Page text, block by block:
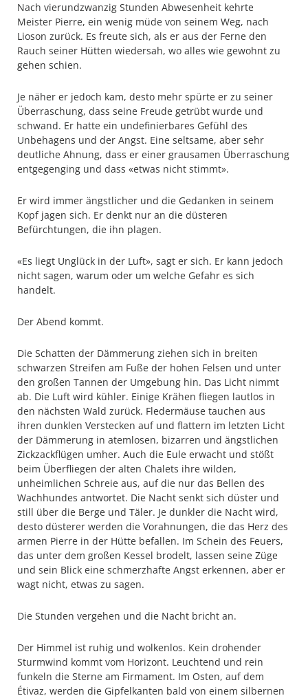
Nach vierundzwanzig Stunden Abwesenheit kehrte
Meister Pierre, ein wenig müde von seinem Weg, nach
Lioson zurück. Es freute sich, als er aus der Ferne den
Rauch seiner Hütten wiedersah, wo alles wie gewohnt zu
gehen schien.
Je näher er jedoch kam, desto mehr spürte er zu seiner
Überraschung, dass seine Freude getrübt wurde und
schwand. Er hatte ein undefinierbares Gefühl des
Unbehagens und der Angst. Eine seltsame, aber sehr
deutliche Ahnung, dass er einer grausamen Überraschung
entgegenging und dass «etwas nicht stimmt».
Er wird immer ängstlicher und die Gedanken in seinem
Kopf jagen sich. Er denkt nur an die düsteren
Befürchtungen, die ihn plagen.
«Es liegt Unglück in der Luft», sagt er sich. Er kann jedoch
nicht sagen, warum oder um welche Gefahr es sich
handelt.
Der Abend kommt.
Die Schatten der Dämmerung ziehen sich in breiten
schwarzen Streifen am Fuße der hohen Felsen und unter
den großen Tannen der Umgebung hin. Das Licht nimmt
ab. Die Luft wird kühler. Einige Krähen fliegen lautlos in
den nächsten Wald zurück. Fledermäuse tauchen aus
ihren dunklen Verstecken auf und flattern im letzten Licht
der Dämmerung in atemlosen, bizarren und ängstlichen
Zickzackflügen umher. Auch die Eule erwacht und stößt
beim Überfliegen der alten Chalets ihre wilden,
unheimlichen Schreie aus, auf die nur das Bellen des
Wachhundes antwortet. Die Nacht senkt sich düster und
still über die Berge und Täler. Je dunkler die Nacht wird,
desto düsterer werden die Vorahnungen, die das Herz des
armen Pierre in der Hütte befallen. Im Schein des Feuers,
das unter dem großen Kessel brodelt, lassen seine Züge
und sein Blick eine schmerzhafte Angst erkennen, aber er
wagt nicht, etwas zu sagen.
Die Stunden vergehen und die Nacht bricht an.
Der Himmel ist ruhig und wolkenlos. Kein drohender
Sturmwind kommt vom Horizont. Leuchtend und rein
funkeln die Sterne am Firmament. Im Osten, auf dem
Étivaz, werden die Gipfelkanten bald von einem silbernen